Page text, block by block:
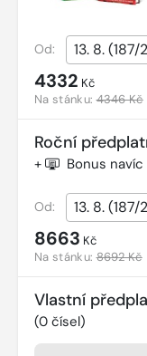
Od:
4332 Kč
Na stánku:4346 Kč
Roční
+ Bonus
Od:
8663 Kč
Na stánku:8692 Kč
Vlastní
(0 čísel)